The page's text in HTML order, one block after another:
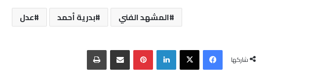
المشهد الفني بدرية أحمد عدل
شاركها
فيسبوك‫X لينكدإن بينتيريستمشاركة عبر البريد طباعة